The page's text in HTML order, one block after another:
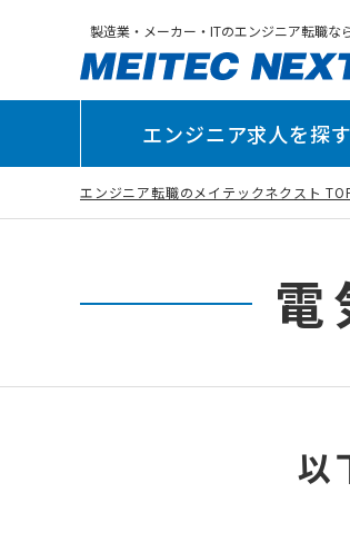
製造業・メーカー・ITのエンジニア転職な
エンジニア求人を探す
エンジニア転職のメイテックネクスト
以